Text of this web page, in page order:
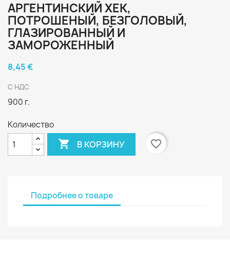
АРГЕНТИНСКИЙ ХЕК,
ПОТРОШЕНЫЙ, БЕЗГОЛОВЫЙ,
ГЛАЗИРОВАННЫЙ И
ЗАМОРОЖЕННЫЙ
8,45 €
С НДС
900 г.
Количество
 В КОРЗИНУ favorite_border
Подробнее о товаре